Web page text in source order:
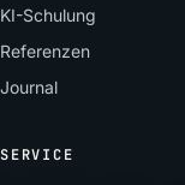
KI-Schulung
Referenzen
Journal
SERVICE